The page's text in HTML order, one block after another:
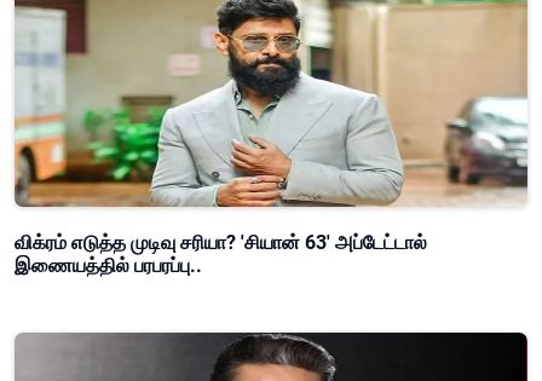
விக்ரம் எடுத்த முடிவு சரியா? 'சியான் 63' அப்டேட்டால்
இணையத்தில் பரபரப்பு..